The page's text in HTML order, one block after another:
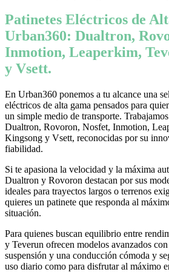
Patinetes Eléctricos de
Urban360: Dualtron,
Inmotion, Leaperkim,
y Vsett.
En Urban360 ponemos a tu alcance una
eléctricos de alta gama pensados para
un simple medio de transporte.
Dualtron, Rovoron, Nosfet, Inmotion,
Kingsong y Vsett, reconocidas por su
fiabilidad.
Si te apasiona la velocidad y la máxima
Dualtron y Rovoron destacan por sus
ideales para trayectos largos o terrenos
quieres un patinete que responda al
situación.
Para quienes buscan equilibrio entre
y Teverun ofrecen modelos avanzados
suspensión y una conducción cómoda y
uso diario como para disfrutar al máximo